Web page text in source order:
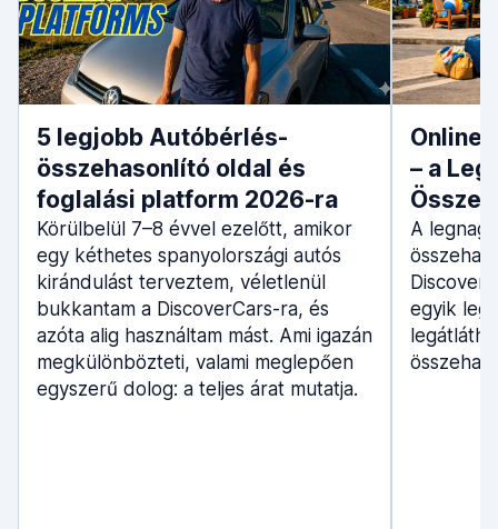
5 legjobb Autóbérlés-
összehasonlító oldal és
foglalási platform 2026-ra
Körülbelül 7–8 évvel ezelőtt, amikor
egy kéthetes spanyolországi autós
kirándulást terveztem, véletlenül
bukkantam a DiscoverCars-ra, és
azóta alig használtam mást. Ami igazán
megkülönbözteti, valami meglepően
egyszerű dolog: a teljes árat mutatja.
Online
– a
A
egyik